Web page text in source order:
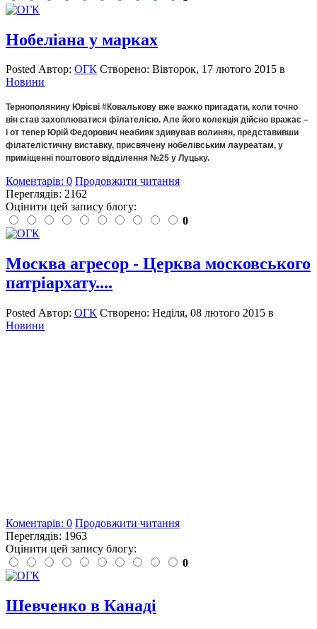
Нобеліана у марках
Posted Автор: ОГК Створено: Вівторок, 17 лютого 2015 в
Новини
Тернополянину Юрієві #Ковалькову вже важко пригадати, коли точно
він став захоплюватися філателією. Але його колекція дійсно вражає –
і от тепер Юрій Федорович неабияк здивував волинян, представивши
філателістичну виставку, присвячену нобелівським лауреатам, у
приміщенні поштового відділення №25 у Луцьку.
Коментарів: 0 Продовжити читання
Переглядів: 2162
Оцінити цей запису блогу:
0
Москва агресор - Церква московського
патріархату....
Posted Автор: ОГК Створено: Неділя, 08 лютого 2015 в
Новини
Коментарів: 0 Продовжити читання
Переглядів: 1963
Оцінити цей запису блогу:
0
Шевченко в Канаді